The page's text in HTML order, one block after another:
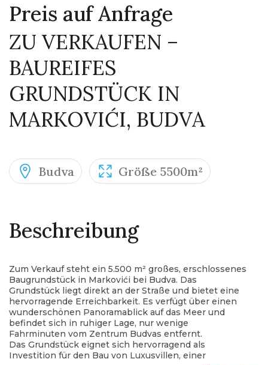
Preis auf Anfrage
ZU VERKAUFEN –
BAUREIFES
GRUNDSTÜCK IN
MARKOVIĆI, BUDVA
Budva Größe 5500m²
Beschreibung
Zum Verkauf steht ein 5.500 m² großes, erschlossenes
Baugrundstück in Markovići bei Budva. Das
Grundstück liegt direkt an der Straße und bietet eine
hervorragende Erreichbarkeit. Es verfügt über einen
wunderschönen Panoramablick auf das Meer und
befindet sich in ruhiger Lage, nur wenige
Fahrminuten vom Zentrum Budvas entfernt.
Das Grundstück eignet sich hervorragend als
Investition für den Bau von Luxusvillen, einer